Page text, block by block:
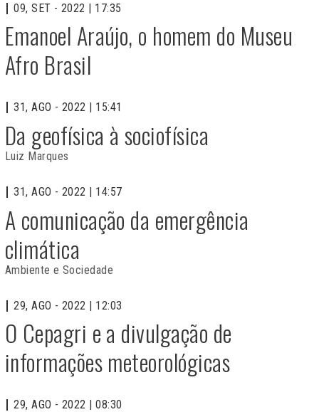
09, SET - 2022 | 17:35
Emanoel Araújo, o homem do Museu
Afro Brasil
31, AGO - 2022 | 15:41
Da geofísica à sociofísica
Luiz Marques
31, AGO - 2022 | 14:57
A comunicação da emergência
climática
Ambiente e Sociedade
29, AGO - 2022 | 12:03
O Cepagri e a divulgação de
informações meteorológicas
29, AGO - 2022 | 08:30